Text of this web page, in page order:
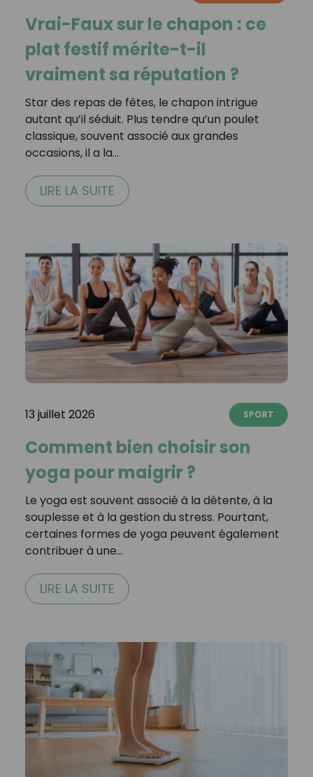
Vrai-Faux sur le chapon : ce
plat festif mérite-t-il
vraiment sa réputation ?
Star des repas de fêtes, le chapon intrigue
autant qu’il séduit. Plus tendre qu’un poulet
classique, souvent associé aux grandes
occasions, il a la…
LIRE LA SUITE
13 juillet 2026 SPORT
Comment bien choisir son
yoga pour maigrir ?
Le yoga est souvent associé à la détente, à la
souplesse et à la gestion du stress. Pourtant,
certaines formes de yoga peuvent également
contribuer à une…
LIRE LA SUITE